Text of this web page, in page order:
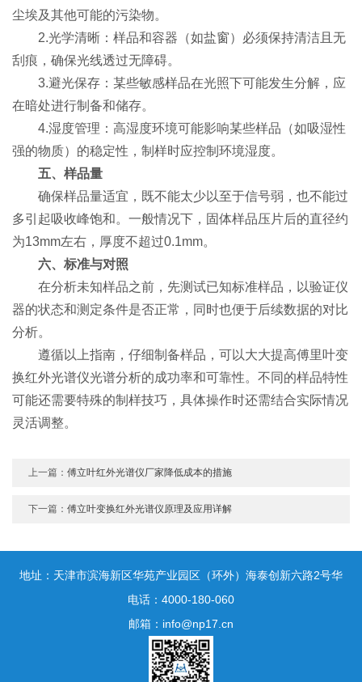
尘埃及其他可能的污染物。
2.光学清晰：样品和容器（如盐窗）必须保持清洁且无
刮痕，确保光线透过无障碍。
3.避光保存：某些敏感样品在光照下可能发生分解，应
在暗处进行制备和储存。
4.湿度管理：高湿度环境可能影响某些样品（如吸湿性
强的物质）的稳定性，制样时应控制环境湿度。
五、样品量
确保样品量适宜，既不能太少以至于信号弱，也不能过
多引起吸收峰饱和。一般情况下，固体样品压片后的直径约
为13mm左右，厚度不超过0.1mm。
六、标准与对照
在分析未知样品之前，先测试已知标准样品，以验证仪
器的状态和测定条件是否正常，同时也便于后续数据的对比
分析。
遵循以上指南，仔细制备样品，可以大大提高傅里叶变
换红外光谱仪光谱分析的成功率和可靠性。不同的样品特性
可能还需要特殊的制样技巧，具体操作时还需结合实际情况
灵活调整。
上一篇：傅立叶红外光谱仪厂家降低成本的措施
下一篇：傅立叶变换红外光谱仪原理及应用详解
地址：天津市滨海新区华苑产业园区（环外）海泰创新六路2号华
鼎新区一号3号楼1门10层
电话：4000-180-060
邮箱：info@np17.cn